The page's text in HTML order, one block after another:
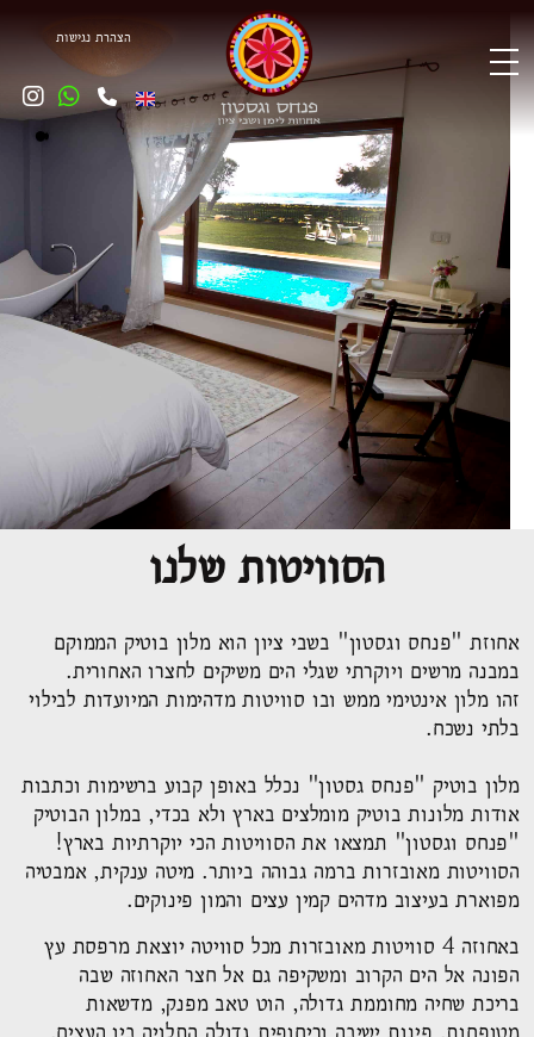
הצהרתנגישות
הסוויטות שלנו
אחוזת "פנחס וגסטון" בשבי ציון הוא מלון בוטיק הממוקם
במבנה מרשים ויוקרתי שגלי הים משיקים לחצרו האחורית.
זהו מלון אינטימי ממש ובו סוויטות מדהימות המיועדות לבילוי
בלתי נשכח.
מלון בוטיק "פנחס גסטון" נכלל באופן קבוע ברשימות וכתבות
אודות מלונות בוטיק מומלצים בארץ ולא בכדי, במלון הבוטיק
"פנחס וגסטון" תמצאו את הסוויטות הכי יוקרתיות בארץ!
הסוויטות מאובזרות ברמה גבוהה ביותר. מיטה ענקית, אמבטיה
מפוארת בעיצוב מדהים קמין עצים והמון פינוקים.
באחוזה 4 סוויטות מאובזרות מכל סוויטה יוצאת מרפסת עץ
הפונה אל הים הקרוב ומשקיפה גם אל חצר האחוזה שבה
בריכת שחיה מחוממת גדולה, הוט טאב מפנק, מדשאות
מטופחות, פינות ישיבה וריחופית גדולה התלויה בין העצים,